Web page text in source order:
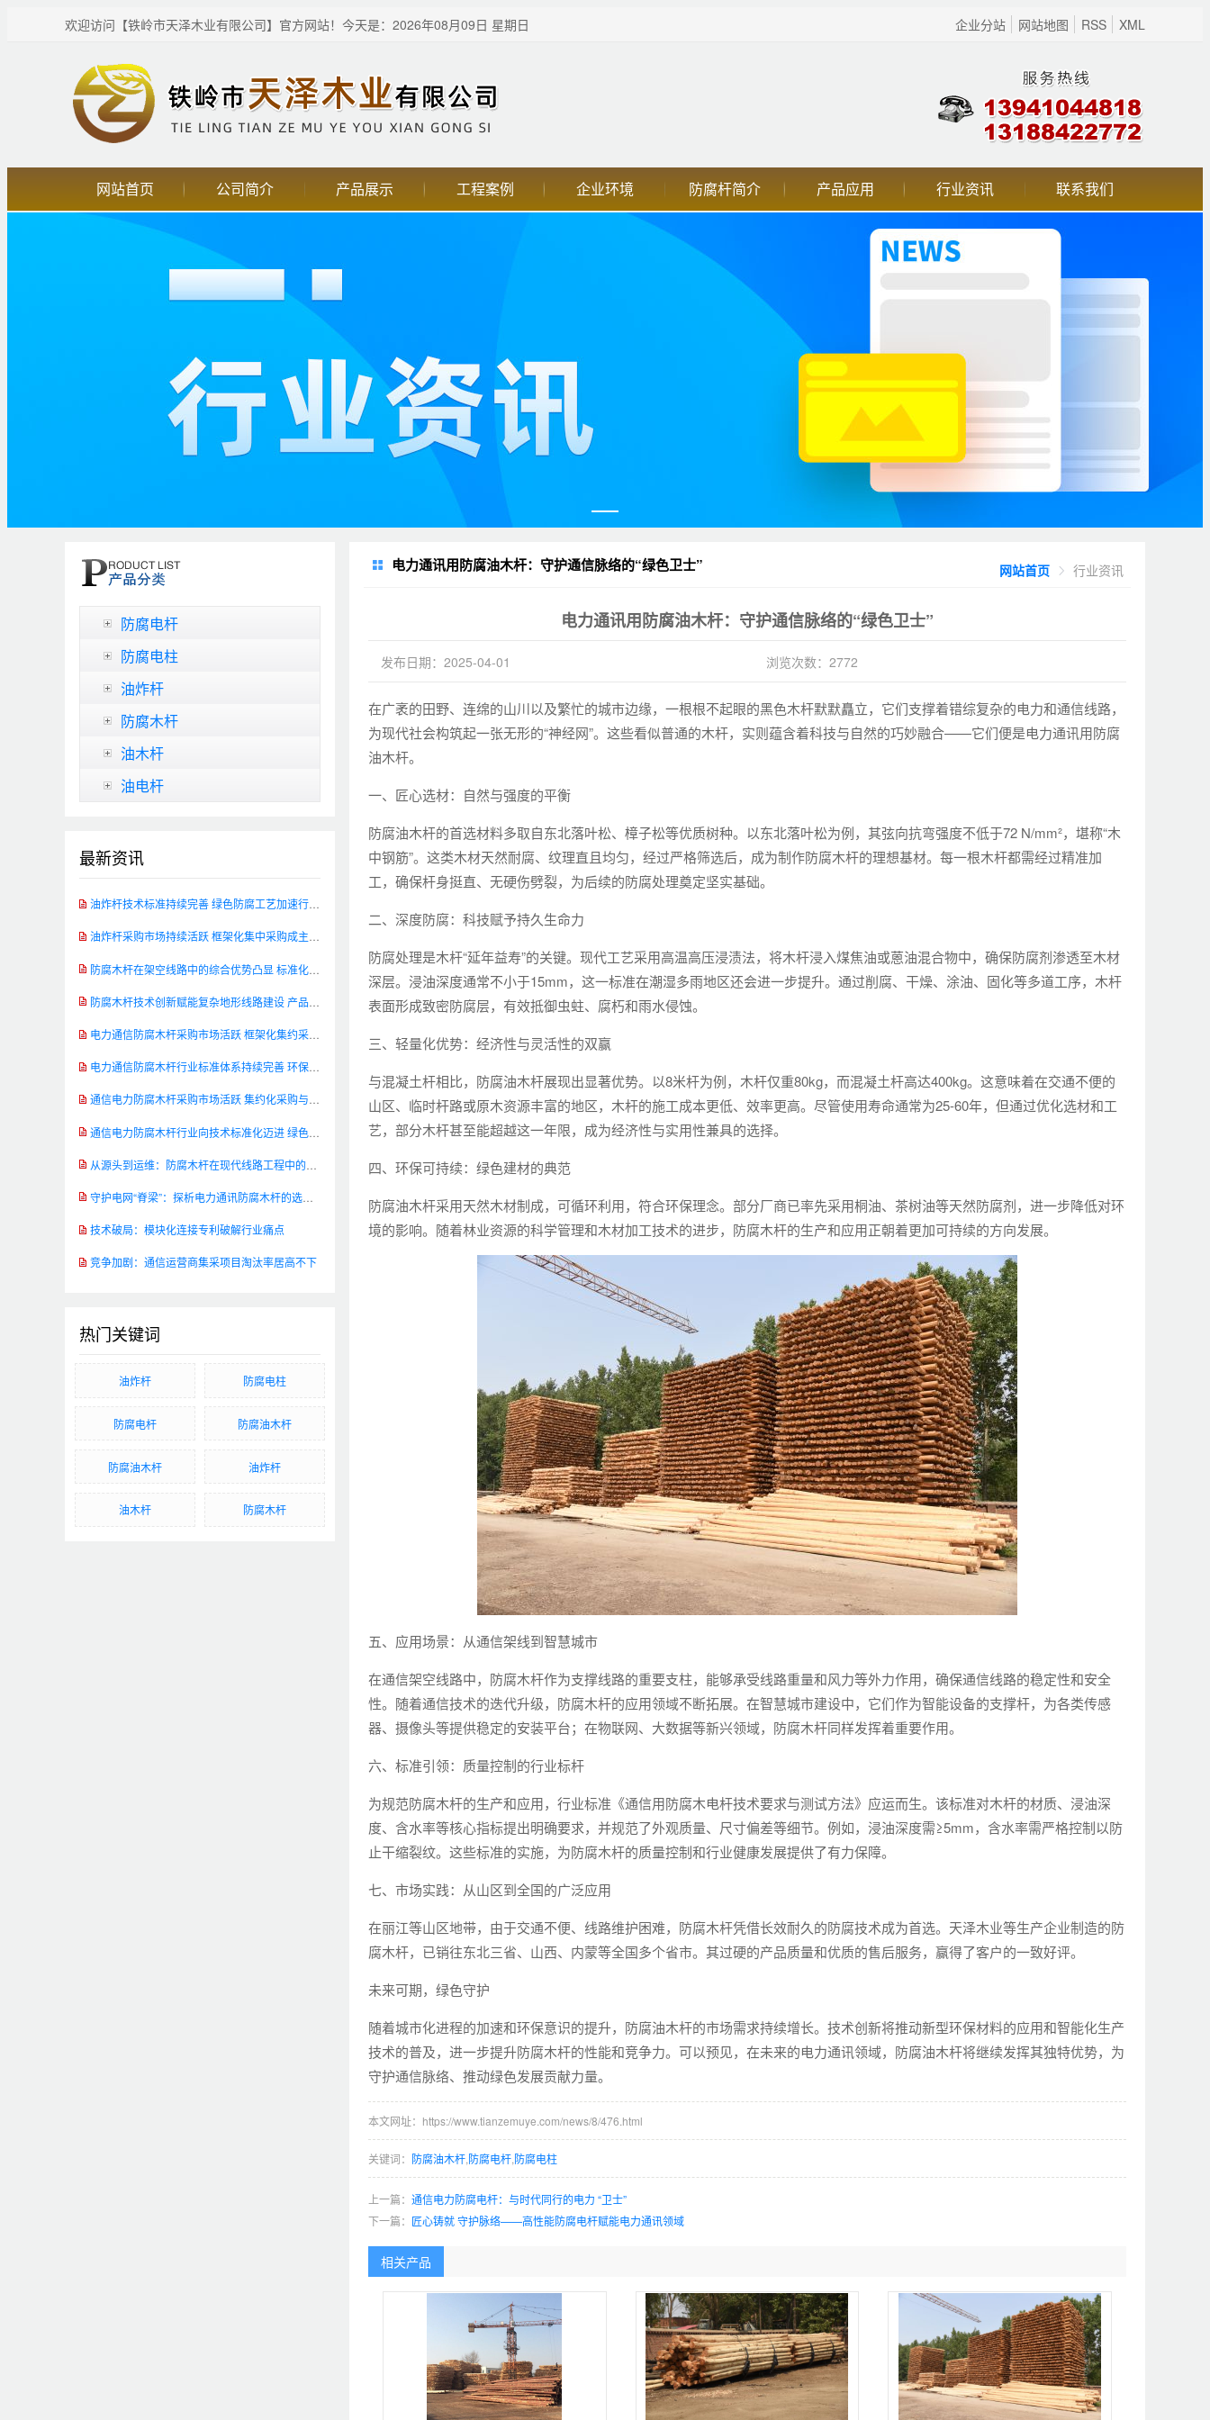
欢迎访问【铁岭市天泽木业有限公司】官方网站！ 今天是：2026年08月09日 星期日 企业分站 网站地图 RSS XML
网站首页 公司简介 产品展示 工程案例 企业环境 防腐杆简介 产品应用 行业资讯 联系我们
防腐电杆
防腐电柱
油炸杆
防腐木杆
油木杆
油电杆
最新资讯
技术破局：模块化连接专利破解行业痛点
竞争加剧：通信运营商集采项目淘汰率居高不下
热门关键词
油炸杆 防腐电柱
防腐电杆 防腐油木杆
防腐油木杆 油炸杆
油木杆 防腐木杆
电力通讯用防腐油木杆：守护通信脉络的“绿色卫士” 网站首页 行业资讯
电力通讯用防腐油木杆：守护通信脉络的“绿色卫士”
发布日期：2025-04-01 浏览次数：2772
在广袤的田野、连绵的山川以及繁忙的城市边缘，一根根不起眼的黑色木杆默默矗立，它们支撑着错综复杂的电力和通信线路，
为现代社会构筑起一张无形的“神经网”。这些看似普通的木杆，实则蕴含着科技与自然的巧妙融合——它们便是电力通讯用防腐
油木杆。
一、匠心选材：自然与强度的平衡
防腐油木杆的首选材料多取自东北落叶松、樟子松等优质树种。以东北落叶松为例，其弦向抗弯强度不低于72 N/mm²，堪称“木
中钢筋”。这类木材天然耐腐、纹理直且均匀，经过严格筛选后，成为制作防腐木杆的理想基材。每一根木杆都需经过精准加
工，确保杆身挺直、无硬伤劈裂，为后续的防腐处理奠定坚实基础。
二、深度防腐：科技赋予持久生命力
防腐处理是木杆“延年益寿”的关键。现代工艺采用高温高压浸渍法，将木杆浸入煤焦油或蒽油混合物中，确保防腐剂渗透至木材
深层。浸油深度通常不小于15mm，这一标准在潮湿多雨地区还会进一步提升。通过削腐、干燥、涂油、固化等多道工序，木杆
表面形成致密防腐层，有效抵御虫蛀、腐朽和雨水侵蚀。
三、轻量化优势：经济性与灵活性的双赢
与混凝土杆相比，防腐油木杆展现出显著优势。以8米杆为例，木杆仅重80kg，而混凝土杆高达400kg。这意味着在交通不便的
山区、临时杆路或原木资源丰富的地区，木杆的施工成本更低、效率更高。尽管使用寿命通常为25-60年，但通过优化选材和工
艺，部分木杆甚至能超越这一年限，成为经济性与实用性兼具的选择。
四、环保可持续：绿色建材的典范
防腐油木杆采用天然木材制成，可循环利用，符合环保理念。部分厂商已率先采用桐油、茶树油等天然防腐剂，进一步降低对环
境的影响。随着林业资源的科学管理和木材加工技术的进步，防腐木杆的生产和应用正朝着更加可持续的方向发展。
五、应用场景：从通信架线到智慧城市
在通信架空线路中，防腐木杆作为支撑线路的重要支柱，能够承受线路重量和风力等外力作用，确保通信线路的稳定性和安全
性。随着通信技术的迭代升级，防腐木杆的应用领域不断拓展。在智慧城市建设中，它们作为智能设备的支撑杆，为各类传感
器、摄像头等提供稳定的安装平台；在物联网、大数据等新兴领域，防腐木杆同样发挥着重要作用。
六、标准引领：质量控制的行业标杆
为规范防腐木杆的生产和应用，行业标准《通信用防腐木电杆技术要求与测试方法》应运而生。该标准对木杆的材质、浸油深
度、含水率等核心指标提出明确要求，并规范了外观质量、尺寸偏差等细节。例如，浸油深度需≥5mm，含水率需严格控制以防
止干缩裂纹。这些标准的实施，为防腐木杆的质量控制和行业健康发展提供了有力保障。
七、市场实践：从山区到全国的广泛应用
在丽江等山区地带，由于交通不便、线路维护困难，防腐木杆凭借长效耐久的防腐技术成为首选。天泽木业等生产企业制造的防
腐木杆，已销往东北三省、山西、内蒙等全国多个省市。其过硬的产品质量和优质的售后服务，赢得了客户的一致好评。
未来可期，绿色守护
随着城市化进程的加速和环保意识的提升，防腐油木杆的市场需求持续增长。技术创新将推动新型环保材料的应用和智能化生产
技术的普及，进一步提升防腐木杆的性能和竞争力。可以预见，在未来的电力通讯领域，防腐油木杆将继续发挥其独特优势，为
守护通信脉络、推动绿色发展贡献力量。
本文网址：https://www.tianzemuye.com/news/8/476.html
关键词： 防腐油木杆 防腐电杆 防腐电柱
上一篇： 通信电力防腐电杆：与时代同行的电力 “卫士”
下一篇： 匠心铸就 守护脉络——高性能防腐电杆赋能电力通讯领域
相关产品